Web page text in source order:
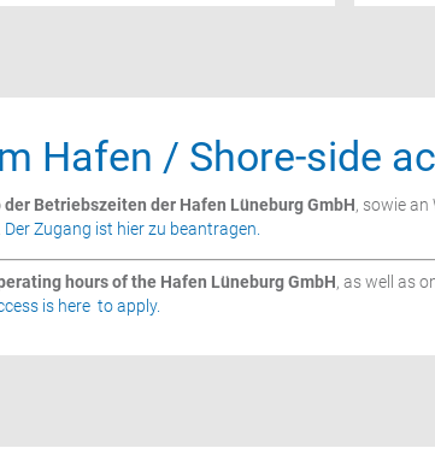
Hafen / Shore-side
Betriebszeiten der Hafen Lüneburg GmbH, sowie
Der Zugang ist hier zu beantragen.
hours of the Hafen Lüneburg GmbH, as well as
is here to apply.